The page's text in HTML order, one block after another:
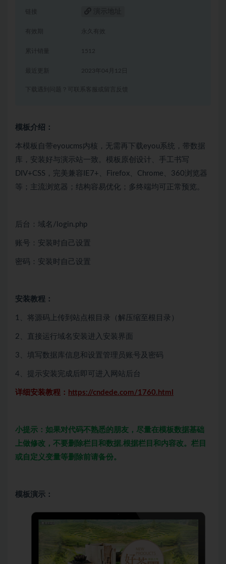
链接
有效期 永久有效
累计销量 1512
2023年04月12日
下载遇到问题？可联系客服或留言反馈
模板介绍：
本模板自带eyoucms内核，无需再下载eyou系统，带数据
库，安装好与演示站一致。模板原创设计、手工书写
DIV+CSS，完美兼容IE7+、Firefox、Chrome、360浏览器
等；主流浏览器；结构容易优化；多终端均可正常预览。
后台：域名/login.php
账号：安装时自己设置
密码：安装时自己设置
安装教程：
1、将源码上传到站点根目录（解压缩至根目录）
2、直接运行域名安装进入安装界面
3、填写数据库信息和设置管理员账号及密码
4、提示安装完成后即可进入网站后台
详细安装教程： https://cndede.com/1760.html
小提示：如果对代码不熟悉的朋友，尽量在模板数据基础
上做修改，不要删除栏目和数据,根据栏目和内容改。栏目
或自定义变量等删除前请备份。
模板演示：